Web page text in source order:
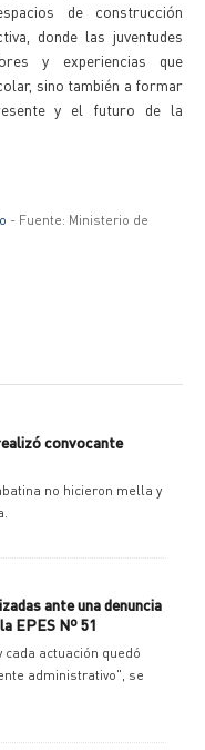
de construcción
donde las juventudes
y experiencias que
sino también a formar
y el futuro de la
- Fuente: Ministerio de
convocante
no hicieron mella y
ante una denuncia
EPES Nº 51
actuación quedó
administrativo", se